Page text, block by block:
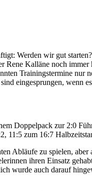
Werden wir gut
Rene Kalläne noch
Trainingstermine nur
eingesprungen, wenn
Doppelpack zur 2:0
11:5 zum 16:7
Abläufe zu spielen,
ihren Einsatz
wurde auch darauf